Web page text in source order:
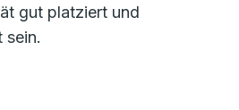
gut platziert und
sein.